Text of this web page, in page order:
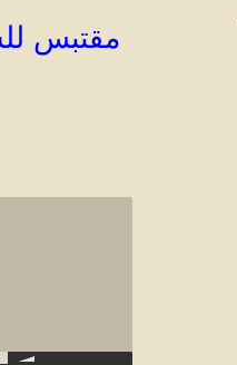
مقتبس